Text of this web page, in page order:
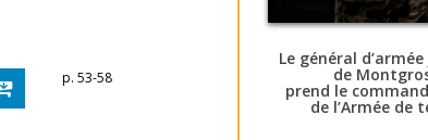
p. 53-58
Le général d’armée
de
prend le
de l’Armée de